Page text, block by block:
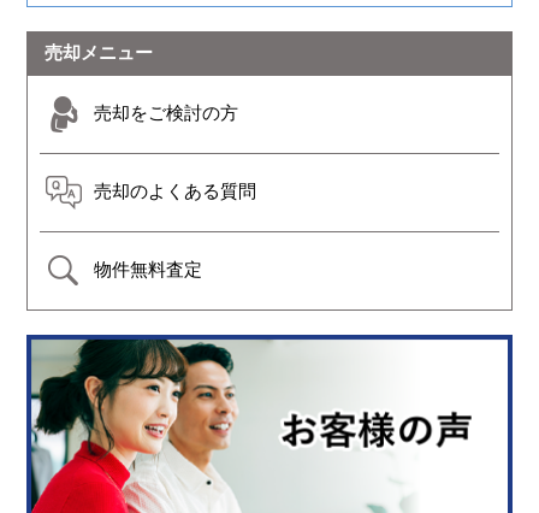
売却メニュー
売却をご検討の方
売却のよくある質問
物件無料査定